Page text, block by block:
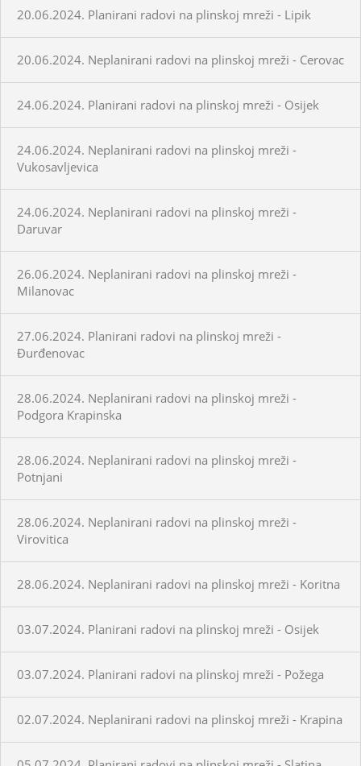
20.06.2024. Planirani radovi na plinskoj mreži - Lipik
20.06.2024. Neplanirani radovi na plinskoj mreži - Cerovac
24.06.2024. Planirani radovi na plinskoj mreži - Osijek
24.06.2024. Neplanirani radovi na plinskoj mreži -
Vukosavljevica
24.06.2024. Neplanirani radovi na plinskoj mreži -
Daruvar
26.06.2024. Neplanirani radovi na plinskoj mreži -
Milanovac
27.06.2024. Planirani radovi na plinskoj mreži -
Đurđenovac
28.06.2024. Neplanirani radovi na plinskoj mreži -
Podgora Krapinska
28.06.2024. Neplanirani radovi na plinskoj mreži -
Potnjani
28.06.2024. Neplanirani radovi na plinskoj mreži -
Virovitica
28.06.2024. Neplanirani radovi na plinskoj mreži - Koritna
03.07.2024. Planirani radovi na plinskoj mreži - Osijek
03.07.2024. Planirani radovi na plinskoj mreži - Požega
02.07.2024. Neplanirani radovi na plinskoj mreži - Krapina